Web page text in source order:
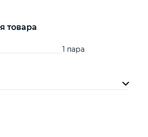
товара
1 пара